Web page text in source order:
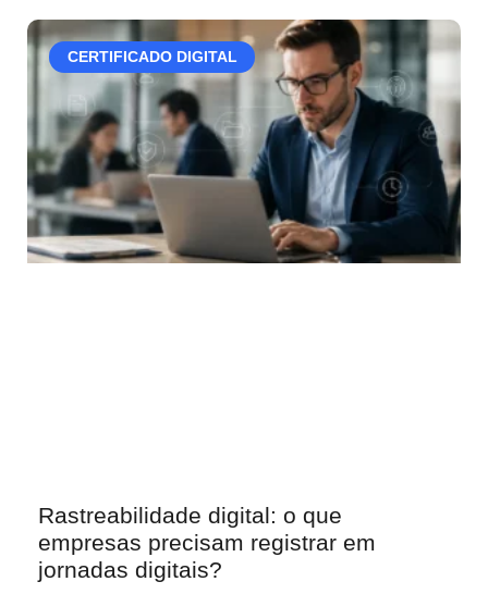
CERTIFICADO DIGITAL
Rastreabilidade digital: o que
empresas precisam registrar em
jornadas digitais?